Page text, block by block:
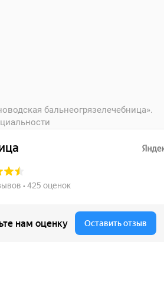
бальнеогрязелечебница».